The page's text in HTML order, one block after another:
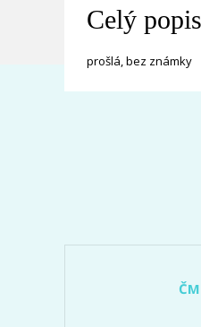
Celý
prošlá, bez známky
ČM